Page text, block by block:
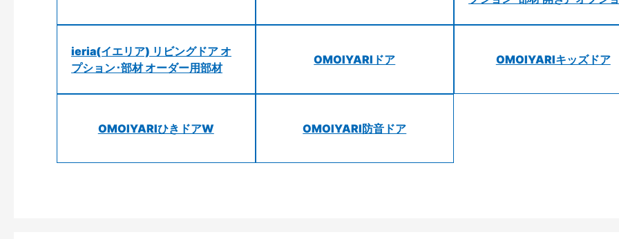
ieria(イエリア) リビングドア オ
プション･部材 オーダー用部材
OMOIYARIドア OMOIYARIキッズドア
OMOIYARIひきドアW OMOIYARI防音ドア